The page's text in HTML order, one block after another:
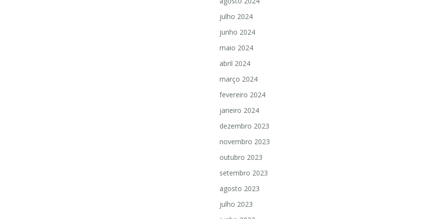
julho 2024
junho 2024
maio 2024
abril 2024
março 2024
fevereiro 2024
janeiro 2024
dezembro 2023
novembro 2023
outubro 2023
setembro 2023
agosto 2023
julho 2023